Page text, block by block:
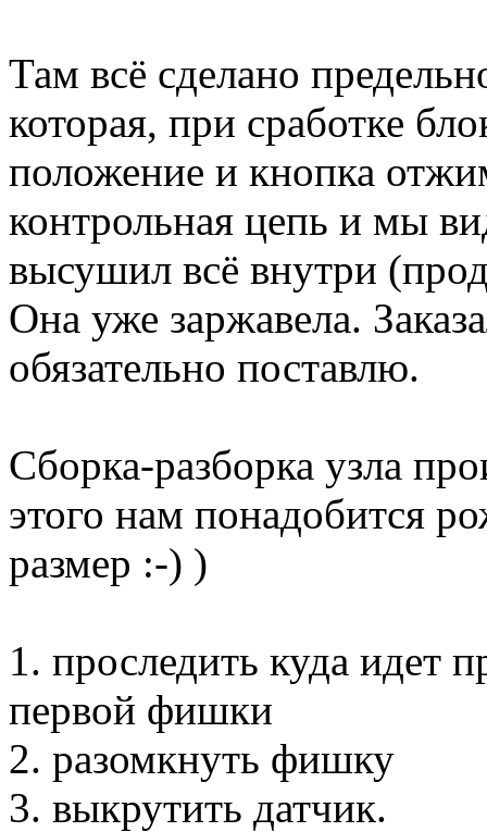
Там всё сделано
которая, при сработке
положение и кнопка
контрольная цепь и мы
высушил всё внутри
Она уже заржавела.
обязательно поставлю.
Сборка-разборка узла
этого нам понадобится
размер :-) )
1. проследить куда идет
первой фишки
2. разомкнуть фишку
3. выкрутить датчик.